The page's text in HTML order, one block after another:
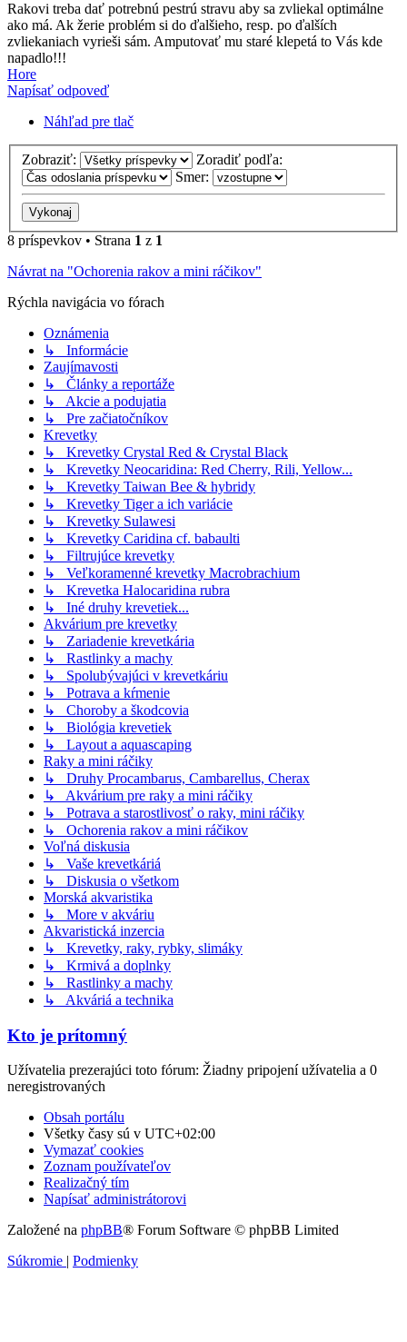
Rakovi treba dať potrebnú pestrú stravu aby sa zvliekal optimálne
ako má. Ak žerie problém si do ďalšieho, resp. po ďalších
zvliekaniach vyrieši sám. Amputovať mu staré klepetá to Vás kde
napadlo!!!
Hore
Napísať odpoveď
Náhľad pre tlač
Zobraziť:
Zoradiť podľa:
Smer:
8 príspevkov • Strana 1 z 1
Návrat na "Ochorenia rakov a mini ráčikov"
Rýchla navigácia vo fórach
Oznámenia
↳ Informácie
Zaujímavosti
↳ Články a reportáže
↳ Akcie a podujatia
↳ Pre začiatočníkov
Krevetky
↳ Krevetky Crystal Red & Crystal Black
↳ Krevetky Neocaridina: Red Cherry, Rili, Yellow...
↳ Krevetky Taiwan Bee & hybridy
↳ Krevetky Tiger a ich variácie
↳ Krevetky Sulawesi
↳ Krevetky Caridina cf. babaulti
↳ Filtrujúce krevetky
↳ Veľkoramenné krevetky Macrobrachium
↳ Krevetka Halocaridina rubra
↳ Iné druhy krevetiek...
Akvárium pre krevetky
↳ Zariadenie krevetkária
↳ Rastlinky a machy
↳ Spolubývajúci v krevetkáriu
↳ Potrava a kŕmenie
↳ Choroby a škodcovia
↳ Biológia krevetiek
↳ Layout a aquascaping
Raky a mini ráčiky
↳ Druhy Procambarus, Cambarellus, Cherax
↳ Akvárium pre raky a mini ráčiky
↳ Potrava a starostlivosť o raky, mini ráčiky
↳ Ochorenia rakov a mini ráčikov
Voľná diskusia
↳ Vaše krevetkáriá
↳ Diskusia o všetkom
Morská akvaristika
↳ More v akváriu
Akvaristická inzercia
↳ Krevetky, raky, rybky, slimáky
↳ Krmivá a doplnky
↳ Rastlinky a machy
↳ Akváriá a technika
Kto je prítomný
Užívatelia prezerajúci toto fórum: Žiadny pripojení užívatelia a 0
neregistrovaných
Obsah portálu
Všetky časy sú v UTC+02:00
Vymazať cookies
Zoznam používateľov
Realizačný tím
Napísať administrátorovi
Založené na phpBB® Forum Software © phpBB Limited
Súkromie | Podmienky